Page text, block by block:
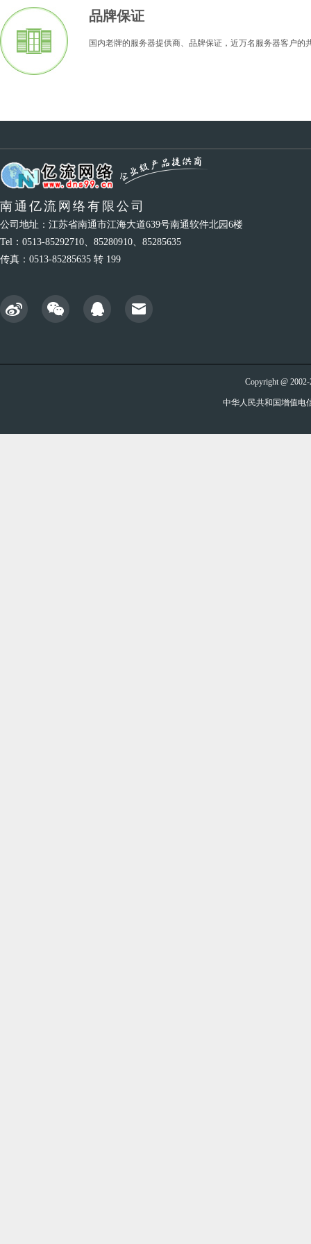
品牌保证
国内老牌的服务器提供商、品牌保证，近万名服务器客户的
南通亿流网络有限公司
公司地址：江苏省南通市江海大道639号南通软件北园6楼
Tel：0513-85292710、85280910、85285635
传真：0513-85285635 转 199
Copyright @
中华人民共和国增值电